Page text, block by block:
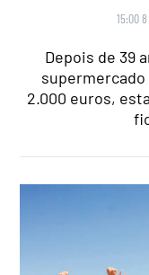
15:00
Depois de 39
2.000 euros,